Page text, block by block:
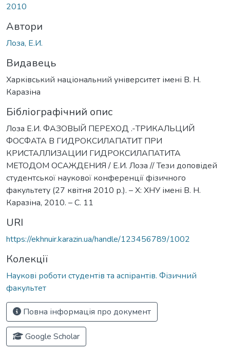
2010
Автори
Лоза, Е.И.
Видавець
Харківський національний університет імені В. Н.
Каразіна
Бібліографічний опис
Лоза Е.И. ФАЗОВЫЙ ПЕРЕХОД .-ТРИКАЛЬЦИЙ
ФОСФАТА В ГИДРОКСИЛАПАТИТ ПРИ
КРИСТАЛЛИЗАЦИИ ГИДРОКСИЛАПАТИТА
МЕТОДОМ ОСАЖДЕНИЯ / Е.И. Лоза // Тези доповідей
студентської наукової конференції фізичного
факультету (27 квітня 2010 р.). – Х: ХНУ імені В. Н.
Каразіна, 2010. – С. 11
URI
https://ekhnuir.karazin.ua/handle/123456789/1002
Колекції
Наукові роботи студентів та аспірантів. Фізичний
факультет
Повна інформація про документ
Google Scholar